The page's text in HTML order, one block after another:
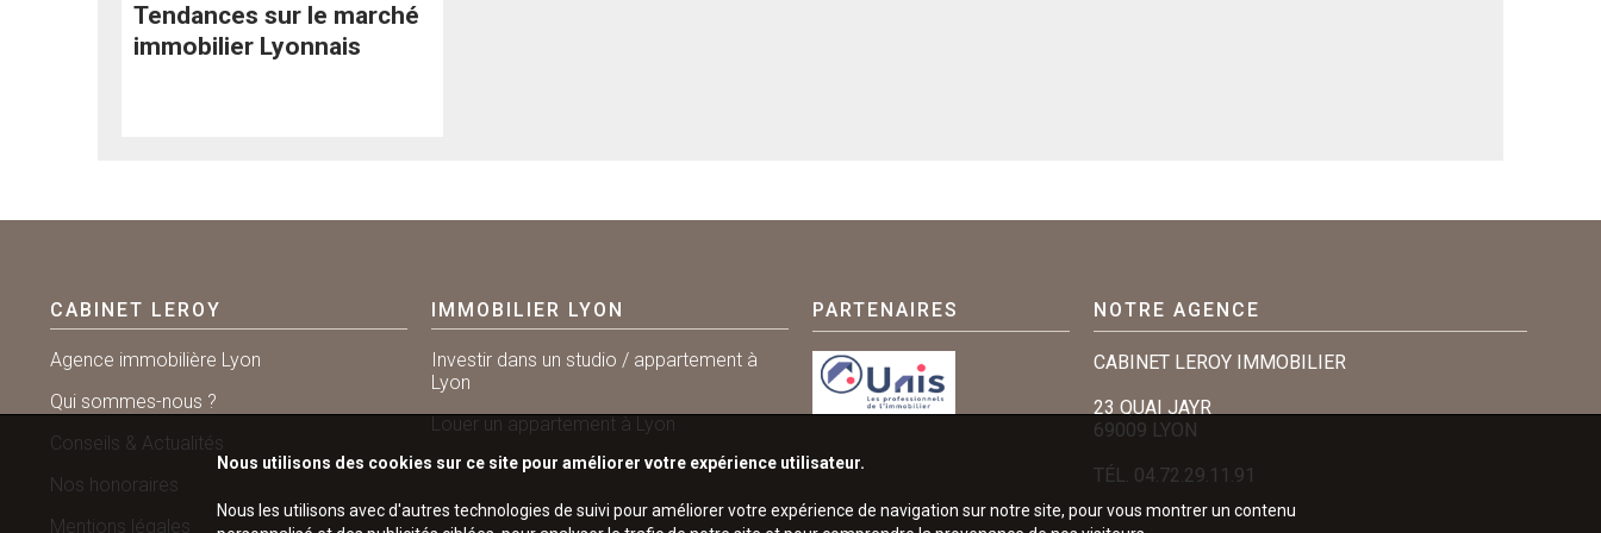
Tendances sur le marché
immobilier Lyonnais
CABINET LEROY
Agence immobilière Lyon
Qui sommes-nous ?
Conseils & Actualités
Nos honoraires
Mentions légales
IMMOBILIER LYON
Investir dans un studio / appartement à
Lyon
Louer un appartement à Lyon
PARTENAIRES NOTRE AGENCE
CABINET LEROY IMMOBILIER
23 QUAI JAYR
69009 LYON
TÉL. 04.72.29.11.91
Nous utilisons des cookies sur ce site pour améliorer votre expérience utilisateur.
Nous les utilisons avec d'autres technologies de suivi pour améliorer votre expérience de navigation sur notre site, pour vous montrer un contenu